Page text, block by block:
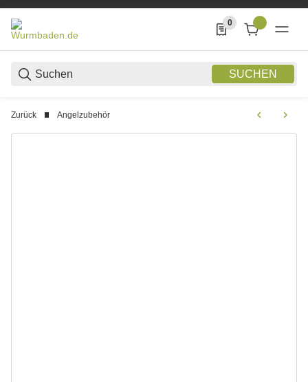
SUCHEN
0
0 Produkte in der
Zurück Angelzubehör